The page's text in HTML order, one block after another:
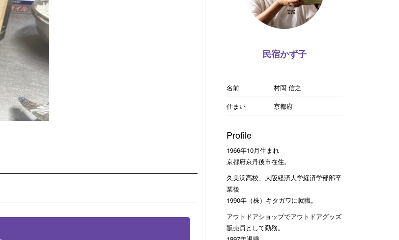
民宿かず子
名前
村岡 信之
住まい
京都府
Profile
1966年10月生まれ
京都府京丹後市在住。
久美浜高校、大阪経済大学経済学部部卒
業後
1990年（株）キタガワに就職。
アウトドアショップでアウトドアグッズ
販売員として勤務。